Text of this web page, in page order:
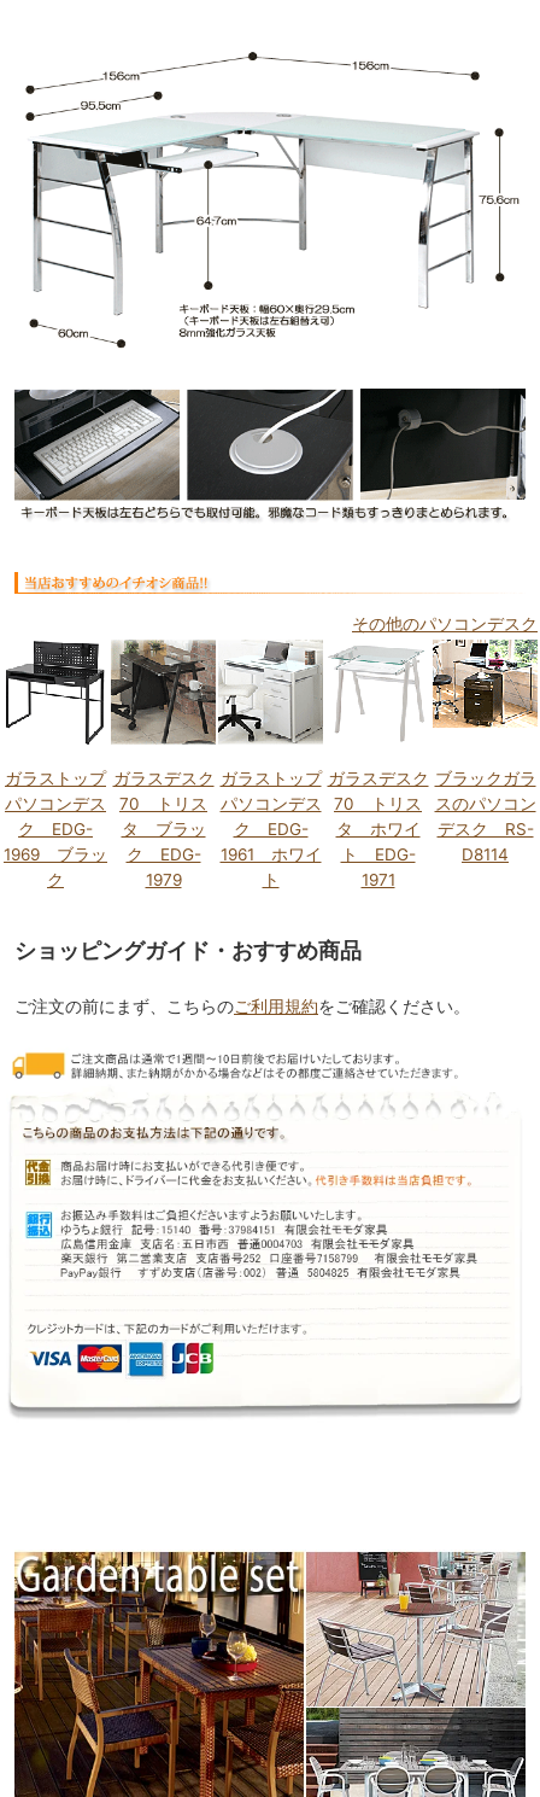
その他のパソコンデスク
ガラストップ
パソコンデス
ク EDG-
1969 ブラッ
ク
ガラスデスク
70 トリス
タ ブラッ
ク EDG-
1979
ガラストップ
パソコンデス
ク EDG-
1961 ホワイ
ト
ガラスデスク
70 トリス
タ ホワイ
ト EDG-
1971
ブラックガラ
スのパソコン
デスク RS-
D8114
ショッピングガイド・おすすめ商品
ご注文の前にまず、こちらのご利用規約をご確認ください。